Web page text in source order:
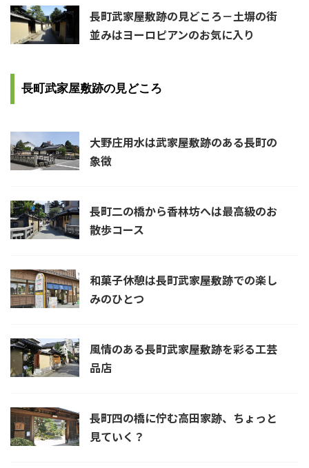
長町武家屋敷跡の見どころ－土塀の街
並みはヨーロピアンのお気に入り
長町武家屋敷跡の見どころ
大野庄用水は武家屋敷跡のある長町の
象徴
長町二の橋から香林坊へは最高級のお
散歩コース
和菓子休憩は長町武家屋敷跡での楽し
みのひとつ
風情のある長町武家屋敷跡を彩る工芸
品店
長町四の橋に佇む高田家跡、ちょっと
見ていく？